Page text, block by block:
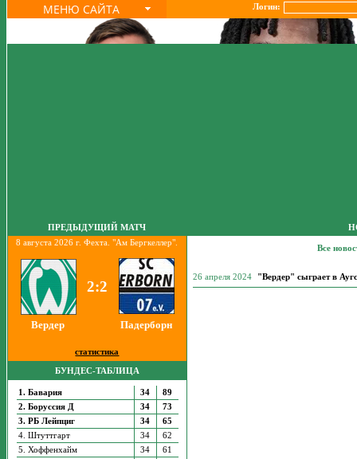
МЕНЮ САЙТА Логин:
ПРЕДЫДУЩИЙ МАТЧ
8 августа 2026 г. Фехта. "Ам Бергкеллер".
2:2
Вердер Падерборн
статистика
БУНДЕС-ТАБЛИЦА
1. Бавария 34
89
2. Боруссия Д
34
73
3. РБ Лейпциг
34
65
4. Штуттгарт
34
62
5. Хоффенхайм
34
61
Все
26 апреля 2024 "Вердер" сыграет в